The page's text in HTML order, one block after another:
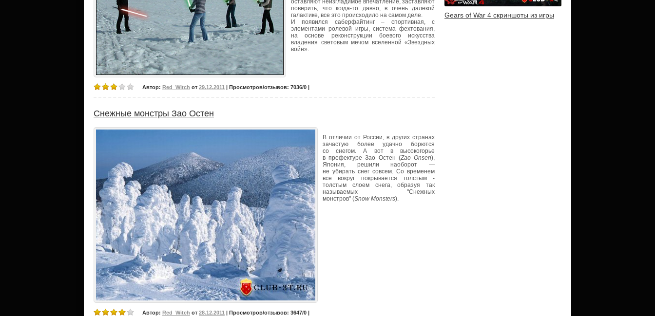
оставляют неизгладимое впечатление, заставляют
поверить, что когда-то давно, в очень далекой
галактике, все это происходило на самом деле.
И появился саберфайтинг – спортивная, с
элементами ролевой игры, система фехтования,
на основе реконструкции боевого искусства
владения световым мечом вселенной «Звездных
войн».
Автор: Red_Witch от 29.12.2011 | Просмотров/отзывов: 7036/0 |
Снежные монстры Зао Остен
В отличии от России, в других странах
зачастую более удачно борются
со снегом. А вот в высокогорье
в префектуре Зао Остен (Zao Onsen),
Япония, решили наоборот —
не убирать снег совсем. Со временем
все вокруг покрывается толстым -
толстым слоем снега, образуя так
называемых "Снежных
монстров" (Snow Monsters).
Автор: Red_Witch от 28.12.2011 | Просмотров/отзывов: 3647/0 |
Gears of War 4 скриншоты из игры